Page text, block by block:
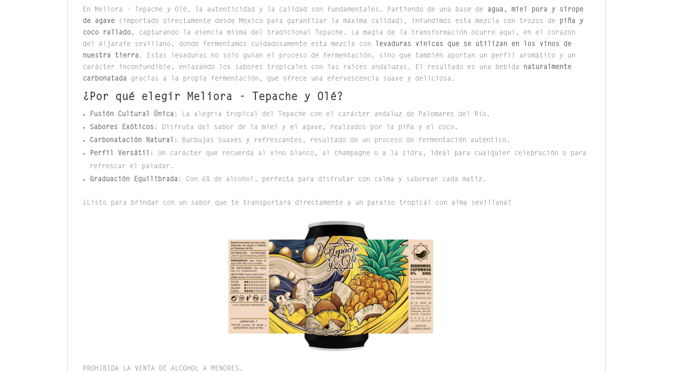
En Meliora - Tepache y Olé, la autenticidad y la calidad son fundamentales. Partiendo de una base de agua, miel pura y sirope
de agave (importado directamente desde México para garantizar la máxima calidad), infundimos esta mezcla con trozos de piña y
coco rallado , capturando la esencia misma del tradicional Tepache. La magia de la transformación ocurre aquí, en el corazón
del Aljarafe sevillano, donde fermentamos cuidadosamente esta mezcla con
levaduras vínicas que se utilizan en los vinos de
nuestra tierra . Estas levaduras no solo guían el proceso de fermentación, sino que también aportan un perfil aromático y un
carácter inconfundible, enlazando los sabores tropicales con las raíces andaluzas. El resultado es una bebida naturalmente
carbonatada
gracias a la propia fermentación, que ofrece una efervescencia suave y deliciosa.
¿Por qué elegir Meliora - Tepache y Olé?
Fusión Cultural Única : La alegría tropical del Tepache con el carácter andaluz de Palomares del Río.
Sabores Exóticos : Disfruta del sabor de la miel y el agave, realzados por la piña y el coco.
Carbonatación Natural : Burbujas suaves y refrescantes, resultado de un proceso de fermentación auténtico.
Perfil Versátil : Un carácter que recuerda al vino blanco, al champagne o a la sidra, ideal para cualquier celebración o para
refrescar el paladar.
Graduación Equilibrada : Con 6% de alcohol, perfecta para disfrutar con calma y saborear cada matiz.
¿Listo para brindar con un sabor que te transportará directamente a un paraíso tropical con alma sevillana?
PROHIBIDA LA VENTA DE ALCOHOL A MENORES.